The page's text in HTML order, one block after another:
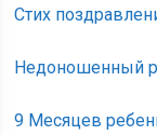
Стих
Недоношенный
9 Месяцев